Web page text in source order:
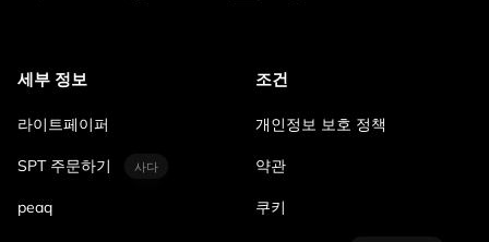
세부 정보
라이트페이퍼
SPT 주문하기 사다
peaq
조건
개인정보 보호 정책
약관
쿠키